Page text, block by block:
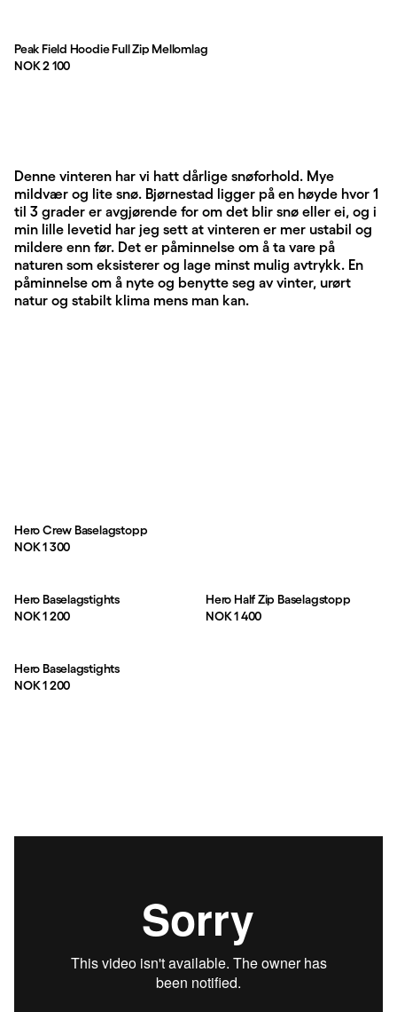
Peak Field Hoodie Full Zip Mellomlag
Pris:
NOK 2 100
Denne vinteren har vi hatt dårlige snøforhold. Mye
mildvær og lite snø. Bjørnestad ligger på en høyde hvor 1
til 3 grader er avgjørende for om det blir snø eller ei, og i
min lille levetid har jeg sett at vinteren er mer ustabil og
mildere enn før. Det er påminnelse om å ta vare på
naturen som eksisterer og lage minst mulig avtrykk. En
påminnelse om å nyte og benytte seg av vinter, urørt
natur og stabilt klima mens man kan.
Hero Crew Baselagstopp
Pris:
NOK 1 300
Hero Baselagstights
Pris:
NOK 1 200
Hero Half Zip Baselagstopp
Pris:
NOK 1 400
Hero Baselagstights
Pris:
NOK 1 200